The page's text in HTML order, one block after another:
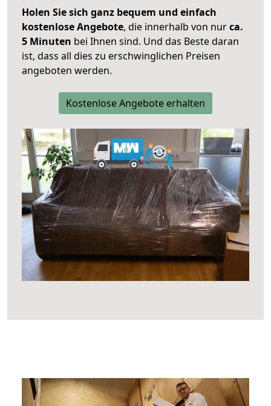
Holen Sie sich ganz bequem und einfach
kostenlose Angebote, die innerhalb von nurca.
5 Minuten bei Ihnen sind. Und das Beste daran
ist, dass all dies zu erschwinglichen Preisen
angeboten werden.
Kostenlose Angebote erhalten